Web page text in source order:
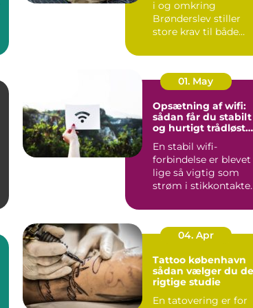
i og omkring
Brønderslev stiller
store krav til både
og ud...
01. May
Opsætning af wifi:
sådan får du stabilt
og hurtigt trådløst
En stabil wifi-
forbindelse er blevet
lige så vigtig som
strøm i
04. Apr
Tattoo københavn
sådan vælger du
rigtige studie
En tatovering er for